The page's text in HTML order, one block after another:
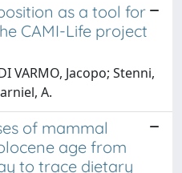
as a tool for
CAMI-Life project
VARMO, Jacopo; Stenni,
A.
of mammal
age from
to trace dietary